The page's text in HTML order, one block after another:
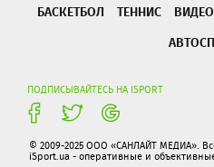
БАСКЕТБОЛ
ТЕННИС ВИДЕО
ПОДПИСЫВАЙТЕСЬ НА ISPORT
© 2009-2025 ООО «САНЛАЙТ МЕДИА».
iSport.ua - оперативные и